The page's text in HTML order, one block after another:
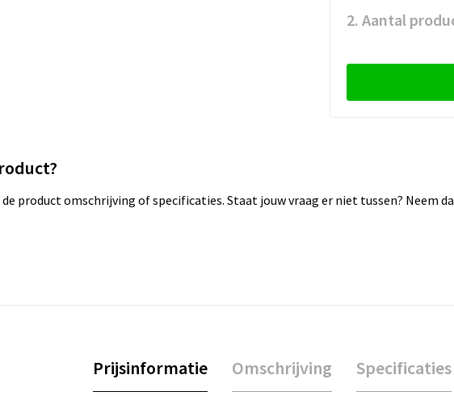
2. Aantal
product omschrijving of specificaties. Staat jouw vraag er niet tussen? Neem
Prijsinformatie Omschrijving Specificaties